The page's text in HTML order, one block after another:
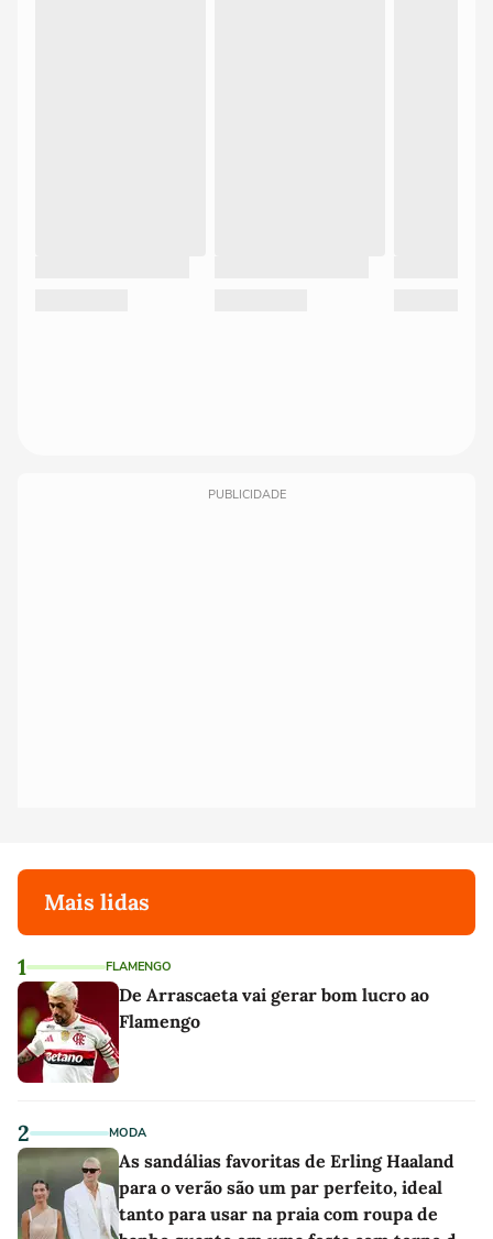
PUBLICIDADE
Mais lidas
1 FLAMENGO
De Arrascaeta vai gerar bom lucro ao
Flamengo
2 MODA
As sandálias favoritas de Erling Haaland
para o verão são um par perfeito, ideal
tanto para usar na praia com roupa de